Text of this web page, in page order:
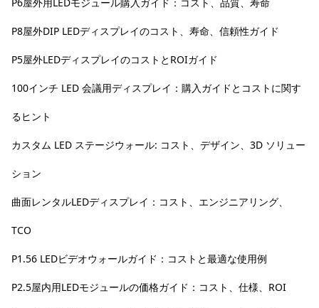
P8屋外DIP LEDディスプレイのコスト、寿命、信頼性ガイド
P5屋外LEDディスプレイのコストとROIガイド
100インチ LED 会議用ディスプレイ：購入ガイドとコストに関す
るヒント
カスタム LED ステージウォール: コスト、デザイン、3D ソリュー
ション
曲面レンタルLEDディスプレイ：コスト、エンジニアリング、
TCO
P1.56 LEDビデオウォールガイド：コストと最適な使用例
P2.5屋内用LEDモジュールの価格ガイド：コスト、仕様、ROI